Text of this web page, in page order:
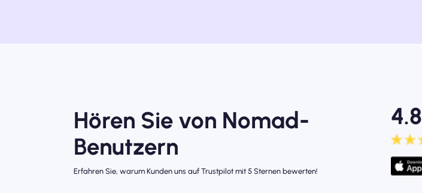
Hören Sie von Nomad-
Benutzern
Erfahren Sie, warum Kunden uns auf Trustpilot mit 5 Sternen bewerten!
4.8